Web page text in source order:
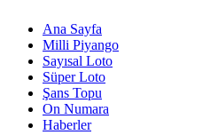
Ana Sayfa
Milli Piyango
Sayısal Loto
Süper Loto
Şans Topu
On Numara
Haberler